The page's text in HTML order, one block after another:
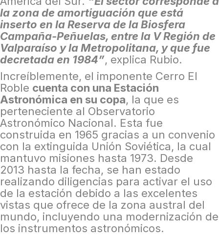
la zona de amortiguación que está
inserto en la Reserva de la Biosfera
Campaña-Peñuelas, entre la V Región de
Valparaíso y la Metropolitana, y que fue
decretada en 1984”, explica Rubio.
Increíblemente, el imponente Cerro El
Roble cuenta con una Estación
Astronómica en su copa, la que es
perteneciente al Observatorio
Astronómico Nacional. Esta fue
construida en 1965 gracias a un convenio
con la extinguida Unión Soviética, la cual
mantuvo misiones hasta 1973. Desde
2013 hasta la fecha, se han estado
realizando diligencias para activar el uso
de la estación debido a las excelentes
vistas que ofrece de la zona austral del
mundo, incluyendo una modernización de
los instrumentos astronómicos.